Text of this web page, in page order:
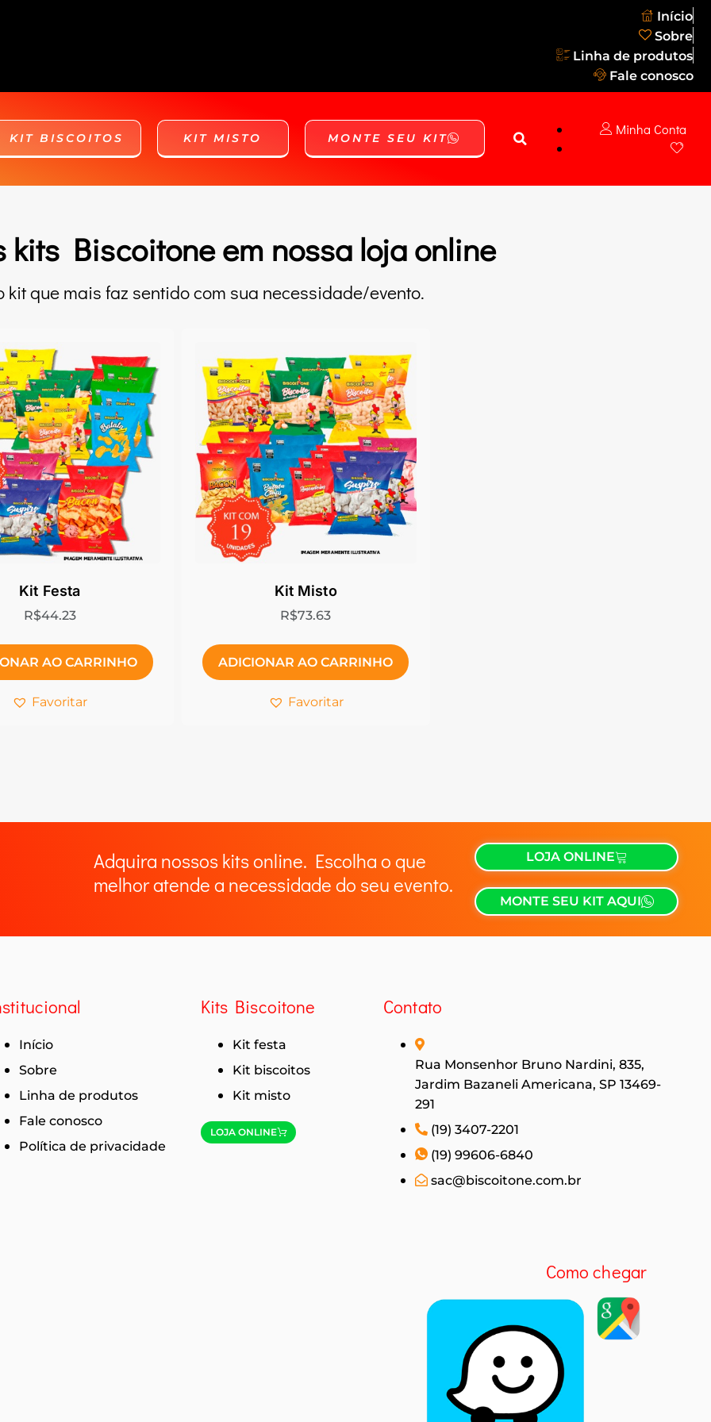
Início
Sobre
Linha de produtos
Fale conosco
KIT BISCOITOS KIT MISTO MONTE SEU KIT
Minha Conta
kits Biscoitone em nossa loja online
kit que mais faz sentido com sua necessidade/evento.
Kit Festa
R$44.23
AO CARRINHO
Favoritar
Kit Misto
R$73.63
ADICIONAR AO CARRINHO
Favoritar
Adquira nossos kits online. Escolha o que
melhor atende a necessidade do seu evento.
LOJA ONLINE
MONTE SEU KIT AQUI
Início
Sobre
Linha de produtos
Fale conosco
Política de privacidade
Kits Biscoitone
Kit festa
Kit biscoitos
Kit misto
LOJA ONLINE
Contato
Rua Monsenhor Bruno Nardini, 835,
Jardim Bazaneli Americana, SP 13469-
291
(19) 3407-2201
(19) 99606-6840
sac@biscoitone.com.br
Como chegar